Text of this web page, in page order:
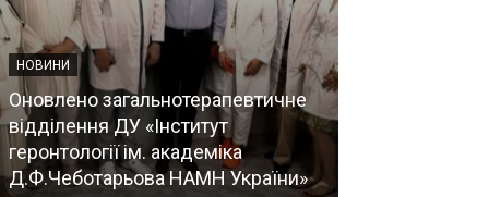
НОВИНИ
Оновлено загальнотерапевтичне
відділення ДУ «Інститут
геронтології ім. академіка
Д.Ф.Чеботарьова НАМН України»